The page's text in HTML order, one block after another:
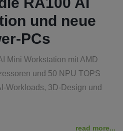
und neue
PCs
Mini Workstation mit AMD
und 50 NPU TOPS
Workloads, 3D-Design und
read more...